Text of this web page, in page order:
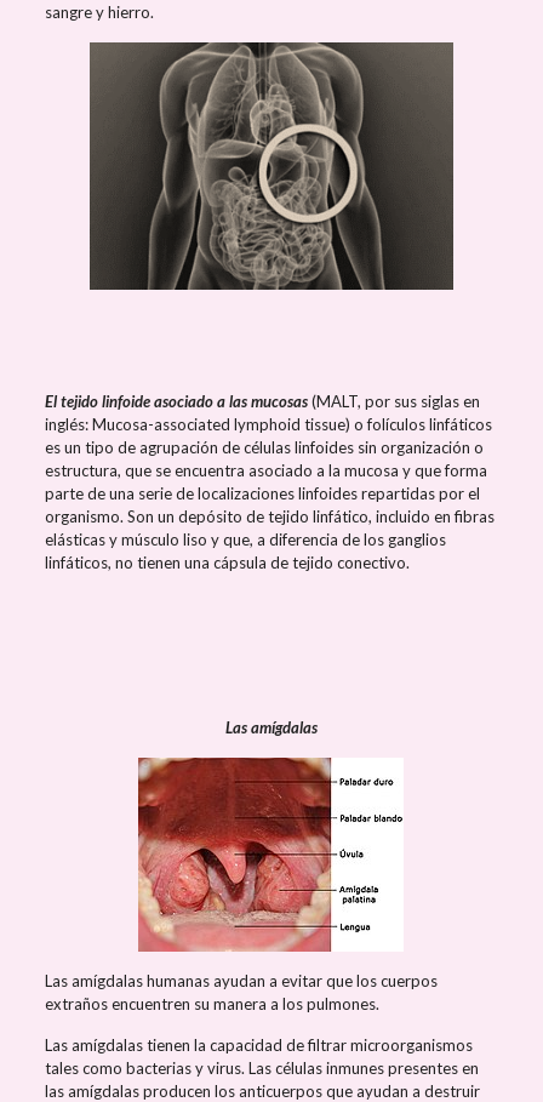
sangre y hierro.
El tejido linfoide asociado a las mucosas(MALT, por sus siglas en
inglés: Mucosa-associated lymphoid tissue) o folículos linfáticos
es un tipo de agrupación de células linfoides sin organización o
estructura, que se encuentra asociado a la mucosa y que forma
parte de una serie de localizaciones linfoides repartidas por el
organismo. Son un depósito de tejido linfático, incluido en fibras
elásticas y músculo liso y que, a diferencia de los ganglios
linfáticos, no tienen una cápsula de tejido conectivo.
Las amígdalas
Las amígdalas humanas ayudan a evitar que los cuerpos
extraños encuentren su manera a los pulmones.
Las amígdalas tienen la capacidad de filtrar microorganismos
tales como bacterias y virus. Las células inmunes presentes en
las amígdalas producen los anticuerpos que ayudan a destruir